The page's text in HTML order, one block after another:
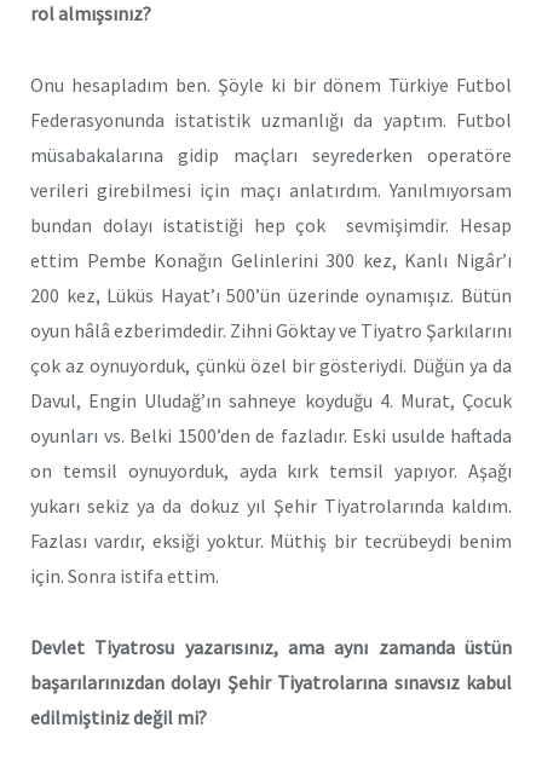
rol almışsınız?
Onu hesapladım ben. Şöyle ki bir dönem Türkiye Futbol
Federasyonunda istatistik uzmanlığı da yaptım. Futbol
müsabakalarına gidip maçları seyrederken operatöre
verileri girebilmesi için maçı anlatırdım. Yanılmıyorsam
bundan dolayı istatistiği hep çok
sevmişimdir. Hesap
ettim Pembe Konağın Gelinlerini 300 kez, Kanlı Nigâr’ı
200 kez, Lüküs Hayat’ı 500’ün üzerinde oynamışız. Bütün
oyun hâlâ ezberimdedir. Zihni Göktay ve Tiyatro Şarkılarını
çok az oynuyorduk, çünkü özel bir gösteriydi. Düğün ya da
Davul, Engin Uludağ’ın sahneye koyduğu 4. Murat, Çocuk
oyunları vs. Belki 1500’den de fazladır. Eski usulde haftada
on temsil oynuyorduk, ayda kırk temsil yapıyor. Aşağı
yukarı sekiz ya da dokuz yıl Şehir Tiyatrolarında kaldım.
Fazlası vardır, eksiği yoktur. Müthiş bir tecrübeydi benim
için. Sonra istifa ettim.
Devlet Tiyatrosu yazarısınız, ama aynı zamanda üstün
başarılarınızdan dolayı Şehir Tiyatrolarına sınavsız kabul
edilmiştiniz değil mi?